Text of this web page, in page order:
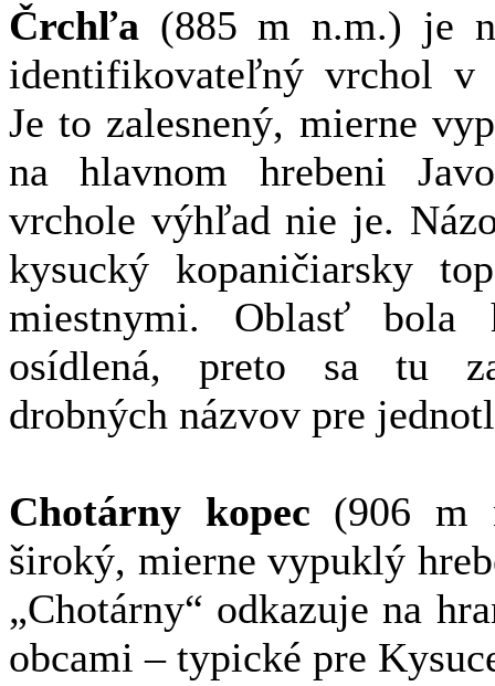
Črchľa (885 m n.m.) je
identifikovateľný vrchol v
Je to zalesnený, mierne
na hlavnom hrebeni
vrchole výhľad nie je.
kysucký kopaničiarsky
miestnymi. Oblasť bola
osídlená, preto sa tu
drobných názvov pre
Chotárny kopec (906 m
široký, mierne vypuklý
„Chotárny“ odkazuje na
obcami – typické pre